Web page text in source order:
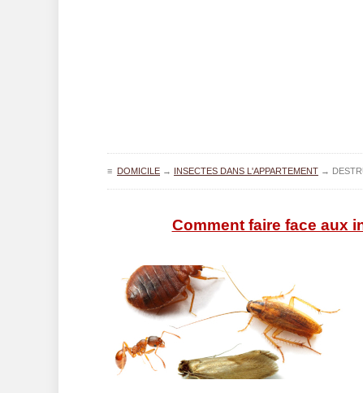
≡ DOMICILE → INSECTES DANS L'APPARTEMENT →
Comment faire face aux